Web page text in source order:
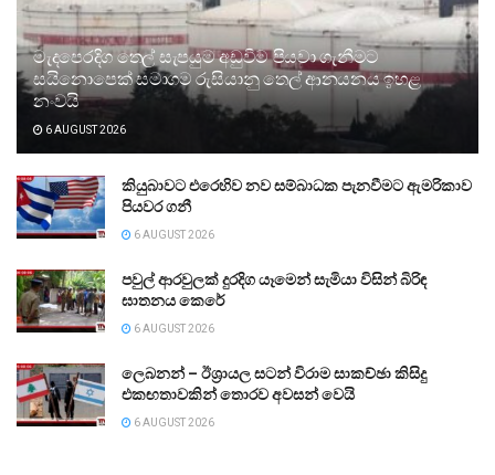
මැදපෙරදිග තෙල් සැපයුම අඩුවීම පියවා ගැනීමට
සයිනොපෙක් සමාගම රුසියානු තෙල් ආනයනය ඉහළ
නංවයි
6 AUGUST 2026
කියුබාවට එරෙහිව නව සම්බාධක පැනවීමට ඇමරිකාව
පියවර ගනී
6 AUGUST 2026
පවුල් ආරවුලක් දුරදිග යෑමෙන් සැමියා විසින් බිරිඳ
ඝාතනය කෙරේ
6 AUGUST 2026
ලෙබනන් – ඊශ්‍රායල සටන් විරාම සාකච්ඡා කිසිදු
එකඟතාවකින් තොරව අවසන් වෙයි
6 AUGUST 2026